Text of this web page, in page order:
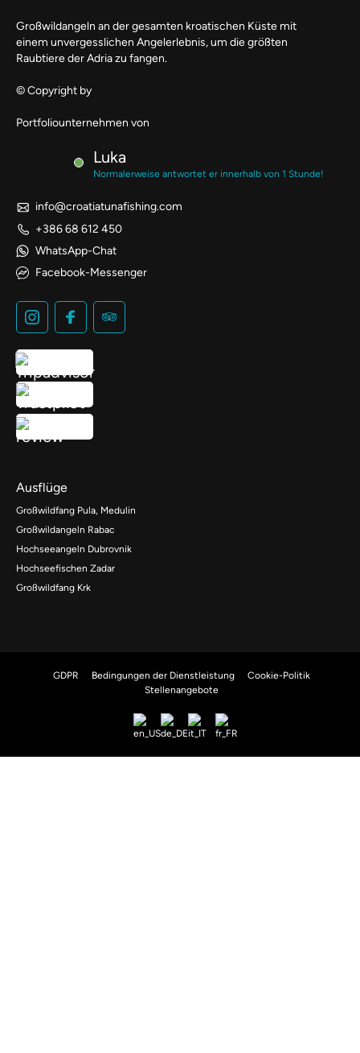
Großwildangeln an der gesamten kroatischen Küste mit
einem unvergesslichen Angelerlebnis, um die größten
Raubtiere der Adria zu fangen.
© Copyright by
Portfoliounternehmen von
Luka
Normalerweise antwortet er innerhalb von 1 Stunde!
info@croatiatunafishing.com
+386 68 612 450
WhatsApp-Chat
Facebook-Messenger
Ausflüge
Großwildfang Pula, Medulin
Großwildangeln Rabac
Hochseeangeln Dubrovnik
Hochseefischen Zadar
Großwildfang Krk
GDPR Bedingungen der Dienstleistung
Cookie-Politik
Stellenangebote